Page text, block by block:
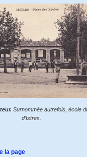
Surnommée autrefois, école
d’Istres.
la page